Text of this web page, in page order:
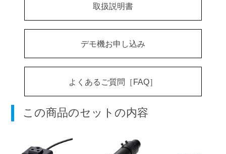
取扱説明書
デモ機お申し込み
よくあるご質問［FAQ］
この商品のセットの内容